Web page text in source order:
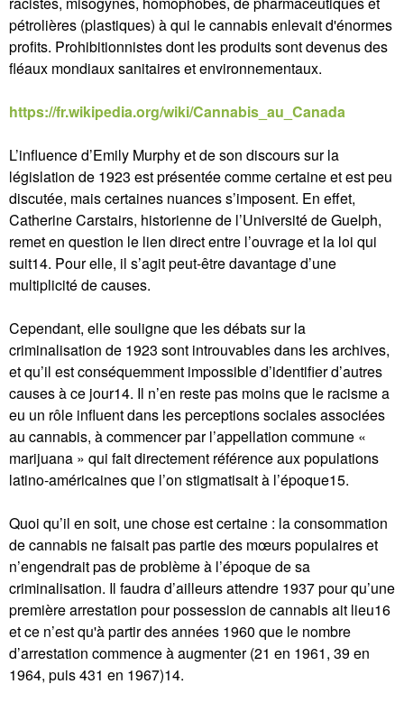
pétrolières (plastiques) à qui le cannabis enlevait d'énormes
profits. Prohibitionnistes dont les produits sont devenus des
fléaux mondiaux sanitaires et environnementaux.
https://fr.wikipedia.org/wiki/Cannabis_au_Canada
L’influence d’Emily Murphy et de son discours sur la
législation de 1923 est présentée comme certaine et est peu
discutée, mais certaines nuances s’imposent. En effet,
Catherine Carstairs, historienne de l’Université de Guelph,
remet en question le lien direct entre l’ouvrage et la loi qui
suit14. Pour elle, il s’agit peut-être davantage d’une
multiplicité de causes.
Cependant, elle souligne que les débats sur la
criminalisation de 1923 sont introuvables dans les archives,
et qu’il est conséquemment impossible d’identifier d’autres
causes à ce jour14. Il n’en reste pas moins que le racisme a
eu un rôle influent dans les perceptions sociales associées
au cannabis, à commencer par l’appellation commune «
marijuana » qui fait directement référence aux populations
latino-américaines que l’on stigmatisait à l’époque15.
Quoi qu’il en soit, une chose est certaine : la consommation
de cannabis ne faisait pas partie des mœurs populaires et
n’engendrait pas de problème à l’époque de sa
criminalisation. Il faudra d’ailleurs attendre 1937 pour qu’une
première arrestation pour possession de cannabis ait lieu16
et ce n’est qu'à partir des années 1960 que le nombre
d’arrestation commence à augmenter (21 en 1961, 39 en
1964, puis 431 en 1967)14.